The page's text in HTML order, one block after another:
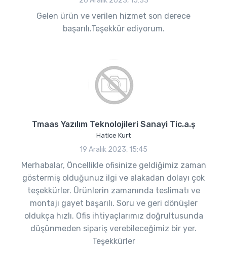
Gelen ürün ve verilen hizmet son derece
başarılı.Teşekkür ediyorum.
Tmaas Yazılım Teknolojileri Sanayi Tic.a.ş
Hatice Kurt
19 Aralık 2023, 15:45
Merhabalar, Öncellikle ofisinize geldiğimiz zaman
göstermiş olduğunuz ilgi ve alakadan dolayı çok
teşekkürler. Ürünlerin zamanında teslimatı ve
montajı gayet başarılı. Soru ve geri dönüşler
oldukça hızlı. Ofis ihtiyaçlarımız doğrultusunda
düşünmeden sipariş verebileceğimiz bir yer.
Teşekkürler